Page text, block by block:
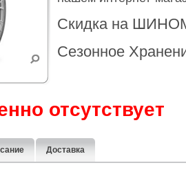
Скидка на
Сезонное
отсутствует
Доставка